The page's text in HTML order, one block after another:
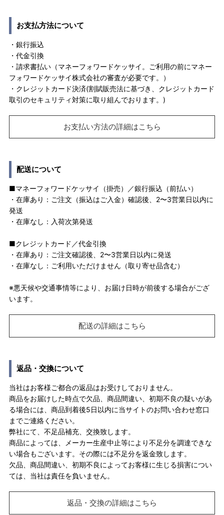
お支払方法について
・銀行振込
・代金引換
・請求書払い（マネーフォワードケッサイ。ご利用の前にマネー
フォワードケッサイ株式会社の審査が必要です。）
・クレジットカード決済(割賦販売法に基づき、クレジットカード
取引のセキュリティ対策に取り組んでおります。)
お支払い方法の詳細はこちら
配送について
■マネーフォワードケッサイ（掛売）／銀行振込（前払い）
・在庫あり：ご注文（振込はご入金）確認後、2〜3営業日以内に
発送
・在庫なし：入荷次第発送
■クレジットカード／代金引換
・在庫あり：ご注文確認後、2〜3営業日以内に発送
・在庫なし：ご利用いただけません（取り寄せ品含む）
※悪天候や交通事情等により、お届け日時が前後する場合がござ
います。
配送の詳細はこちら
返品・交換について
当社はお客様ご都合の返品はお受けしておりません。
商品をお届けした時点で欠品、商品間違い、初期不良の疑いがあ
る場合には、商品到着後5日以内に当サイトのお問い合わせ窓口
までご連絡ください。
弊社にて、不足品補充、交換致します。
商品によっては、メーカー生産中止等により不足分を調達できな
い場合もございます。その際には不足分を返金致します。
欠品、商品間違い、初期不良によってお客様に生じる損害につい
ては、当社は責任を負いません。
返品・交換の詳細はこちら